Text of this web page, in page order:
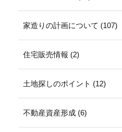
家造りの計画について (107)
住宅販売情報 (2)
土地探しのポイント (12)
不動産資産形成 (6)